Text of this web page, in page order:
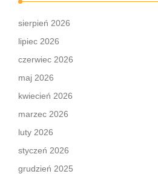
sierpień 2026
lipiec 2026
czerwiec 2026
maj 2026
kwiecień 2026
marzec 2026
luty 2026
styczeń 2026
grudzień 2025